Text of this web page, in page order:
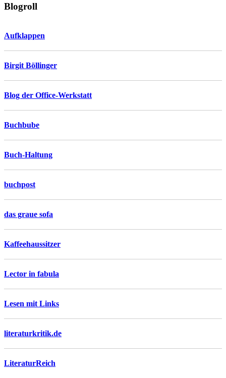
Blogroll
Aufklappen
Birgit Böllinger
Blog der Office-Werkstatt
Buchbube
Buch-Haltung
buchpost
das graue sofa
Kaffeehaussitzer
Lector in fabula
Lesen mit Links
literaturkritik.de
LiteraturReich